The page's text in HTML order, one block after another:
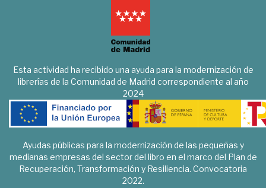
Esta actividad ha recibido una ayuda para la modernización de
librerías de la Comunidad de Madrid correspondiente al año
2024
Ayudas públicas para la modernización de las pequeñas y
medianas empresas del sector del libro en el marco del Plan de
Recuperación, Transformación y Resiliencia. Convocatoria
2022.